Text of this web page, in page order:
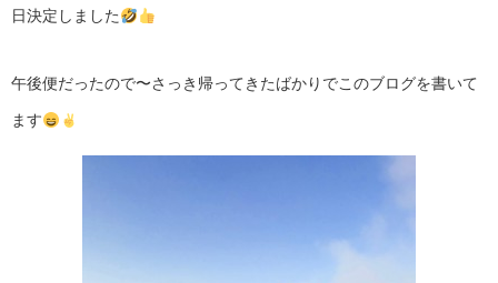
日決定しました
午後便だったので〜さっき帰ってきたばかりでこのブログを書いて
ます